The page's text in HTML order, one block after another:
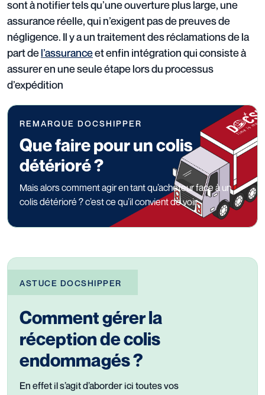
sont à notifier tels qu’une ouverture plus large, une
assurance réelle, qui n’exigent pas de preuves de
négligence. Il y a un traitement des réclamations de la
part del’assuranceet enfin intégration qui consiste à
assurer en une seule étape lors du processus
d’expédition
REMARQUE DOCSHIPPER
Que faire pour un colis
détérioré ?
Mais alors comment agir en tant qu’acheteur face à un
colis détérioré ? c’est ce qu’il convient de voir.
ASTUCE DOCSHIPPER
Comment gérer la
réception de colis
endommagés ?
En effet il s’agit d’aborder ici toutes vos